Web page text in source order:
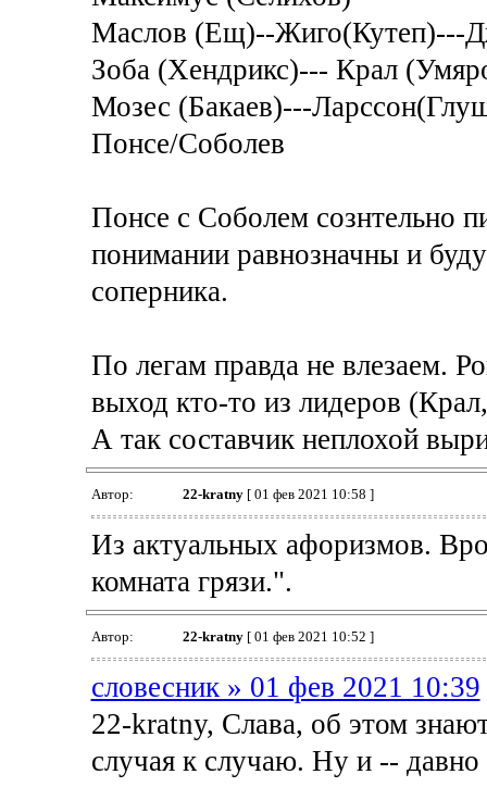
Маслов (Ещ)--Жиго(Кутеп)---
Зоба (Хендрикс)--- Крал
Мозес (Бакаев)---
Понсе/Соболев
Понсе с Соболем сознтельно
понимании равнозначны и
соперника.
По легам правда не влезаем.
выход кто-то из лидеров
А так составчик неплохой
Автор: 22-kratny[ 01 фев 2021 10:58 ]
Из актуальных афоризмов.
комната грязи.".
Автор: 22-kratny[ 01 фев 2021 10:52 ]
словесник » 01 фев 2021 10:39
22-kratny, Слава, об этом
случая к случаю. Ну и --